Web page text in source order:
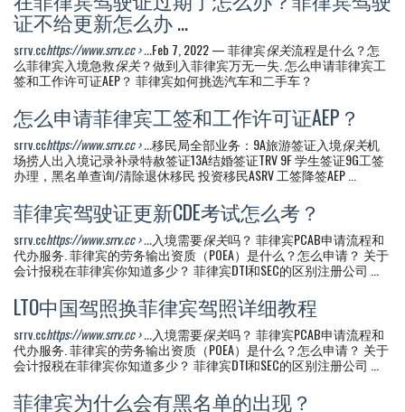
证不给更新怎么办 ...
srrv.cchttps://www.srrv.cc › ...Feb 7, 2022 — 菲律宾保关流程是什么？怎
么菲律宾入境急救保关？做到入菲律宾万无一失. 怎么申请菲律宾工
签和工作许可证AEP？ 菲律宾如何挑选汽车和二手车？
怎么申请菲律宾工签和工作许可证AEP？
srrv.cchttps://www.srrv.cc › ...移民局全部业务：9A旅游签证入境保关机
场捞人出入境记录补录特赦签证13A结婚签证TRV 9F 学生签证9G工签
办理，黑名单查询/清除退休移民 投资移民ASRV 工签降签AEP ...
菲律宾驾驶证更新CDE考试怎么考？
srrv.cchttps://www.srrv.cc › ...入境需要保关吗？ 菲律宾PCAB申请流程和
代办服务. 菲律宾的劳务输出资质（POEA）是什么？怎么申请？ 关于
会计报税在菲律宾你知道多少？ 菲律宾DTI和SEC的区别注册公司 ...
LTO中国驾照换菲律宾驾照详细教程
srrv.cchttps://www.srrv.cc › ...入境需要保关吗？ 菲律宾PCAB申请流程和
代办服务. 菲律宾的劳务输出资质（POEA）是什么？怎么申请？ 关于
会计报税在菲律宾你知道多少？ 菲律宾DTI和SEC的区别注册公司 ...
菲律宾为什么会有黑名单的出现？